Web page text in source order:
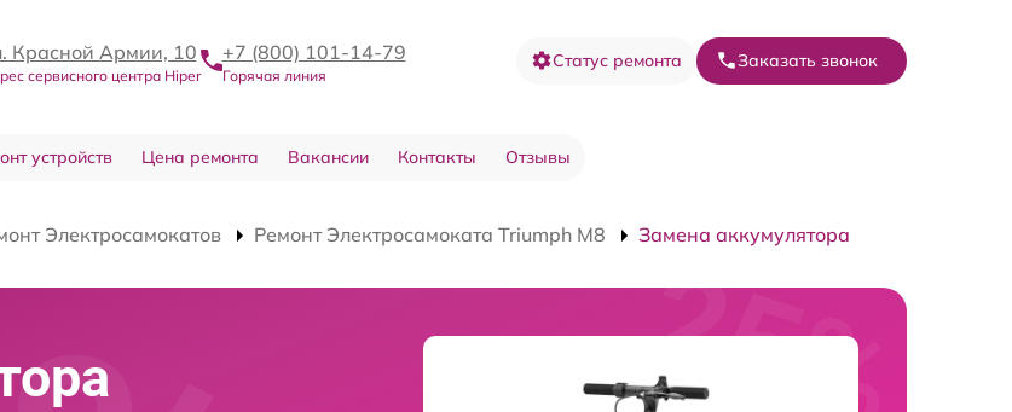
Красной Армии, 10
сервисного центра Hiper
+7 (800) 101-14-79
Горячая линия
Статус ремонта Заказать звонок
устройств Цена ремонта Вакансии Контакты Отзывы
Электросамокатов Ремонт Электросамоката Triumph M8 Замена аккумулятора